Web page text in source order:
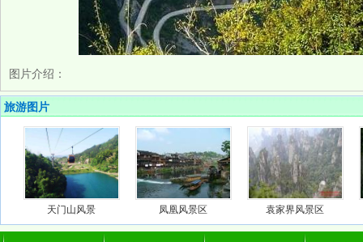
图片介绍：
旅游图片
天门山风景 凤凰风景区 袁家界风景区